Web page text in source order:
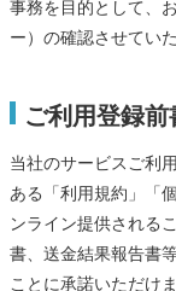
事務を目的として、
ー）の確認させてい
ご利用登録
当社のサービスご利
ある「利用規約」「
ンライン提供される
書、送金結果報告書
ことに承諾いただけま